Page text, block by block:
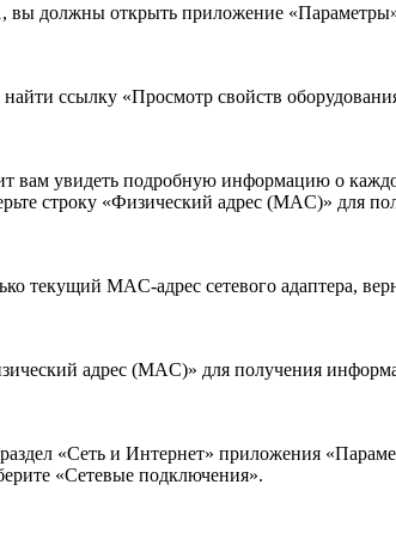
вы должны открыть приложение
ссылку «Просмотр свойств
вам увидеть подробную информацию о
строку «Физический адрес (MAC)» для
текущий MAC-адрес сетевого адаптера,
адрес (MAC)» для получения
«Сеть и Интернет» приложения
«Сетевые подключения».